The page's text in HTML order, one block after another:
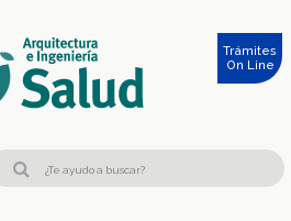
Trámites
On Line